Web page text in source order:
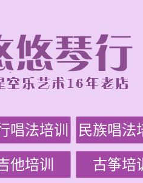
唱法培训 民族唱法
他培训 古筝培